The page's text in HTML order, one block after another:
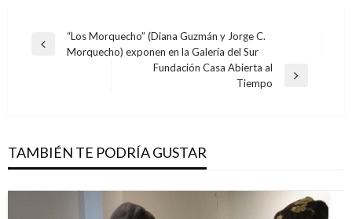
Navegación
Entrada
“Los Morquecho” (Diana Guzmán y Jorge C.
Morquecho) exponen en la Galería del Sur
Fundación Casa Abierta al
Tiempo
TAMBIÉN TE PODRÍA GUSTAR